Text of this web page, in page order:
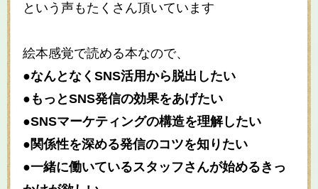
という声もたくさん頂いています
絵本感覚で読める本なので、
●なんとなくSNS活用から脱出したい
●もっとSNS発信の効果をあげたい
●SNSマーケティングの構造を理解したい
●関係性を深める発信のコツを知りたい
●一緒に働いているスタッフさんが始めるきっ